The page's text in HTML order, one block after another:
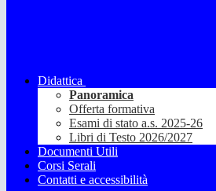
Didattica
Panoramica
Offerta formativa
Esami di stato a.s. 2025-26
Libri di Testo 2026/2027
Documenti Utili
Corsi Serali
Contatti e accessibilità